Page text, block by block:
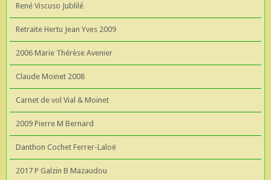
René Viscuso Jublilé
Retraite Hertu Jean Yves 2009
2006 Marie Thérèse Avenier
Claude Moinet 2008
Carnet de vol Vial & Moinet
2009 Pierre M Bernard
Danthon Cochet Ferrer-Laloë
2017 P Galzin B Mazaudou